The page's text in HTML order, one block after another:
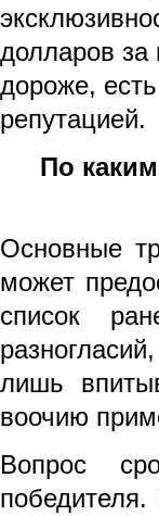
долларов за
дороже,
репутацией.
По
Основные
может
список
лишь
воочию
Вопрос